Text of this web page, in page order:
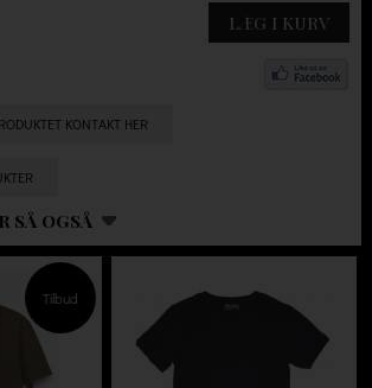
LÆG I KURV
KONTAKT HER
SÅ OGSÅ
Tilbud